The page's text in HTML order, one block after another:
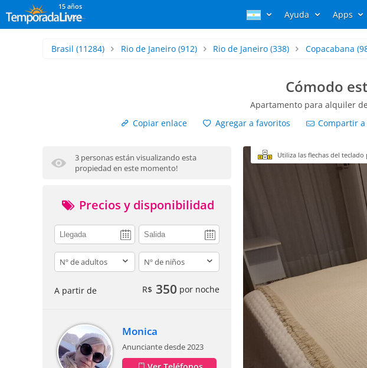
15 años
Ayuda Apps
Brasil (11284) Rio de Janeiro(912) Rio de Janeiro (338) Copacabana
Cómodo
Apartamento para alquiler
Copiar enlace
Agregar a favoritos Compartir
3 personas están visualizando esta
propiedad en este momento!
Precios y disponibilidad
adults children
A partir de R$ 350 por noche
Monica
Anunciante desde 2023
Utiliza las flechas del